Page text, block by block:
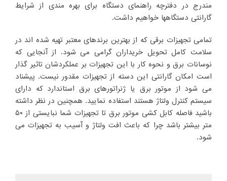
مندرج در دفترچه راهنمای دستگاه برای بهره مندی از شرایط
گارانتی دستگاهها خواهیم داشت.
تمامی تجهیزات برقی که از بهترین برندهای معتبر تهیه شده اند در
سلامت کامل تحویل خریداران گرامی می شود. از آنجایی که
نوسانات برق و نحوه کار با این تجهیزات بر عملکردشان تاثیر گذار
است امکان گارانتی این دسته از تجهیزات مقدور نیست. پیشناد
می شود از موتور برق یا ژنراتورهای برق استاندارد که دارای
سیستم کنترل ولتاژ هستند استفاده نمایید. همچنین در نظر داشته
باشید فاصله کابل کشی موتور برق تا تجهیزات شما نبایستی از ۵۰
متر بیشتر باشد چرا که باعث افت ولتاژ و آسیب به تجهیزات می
شود.